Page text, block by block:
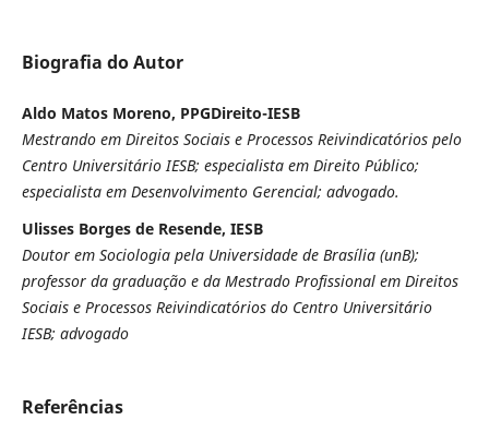
Biografia do Autor
Aldo Matos Moreno, PPGDireito-IESB
Mestrando em Direitos Sociais e Processos Reivindicatórios pelo
Centro Universitário IESB; especialista em Direito Público;
especialista em Desenvolvimento Gerencial; advogado.
Ulisses Borges de Resende, IESB
Doutor em Sociologia pela Universidade de Brasília (unB);
professor da graduação e da Mestrado Profissional em Direitos
Sociais e Processos Reivindicatórios do Centro Universitário
IESB; advogado
Referências